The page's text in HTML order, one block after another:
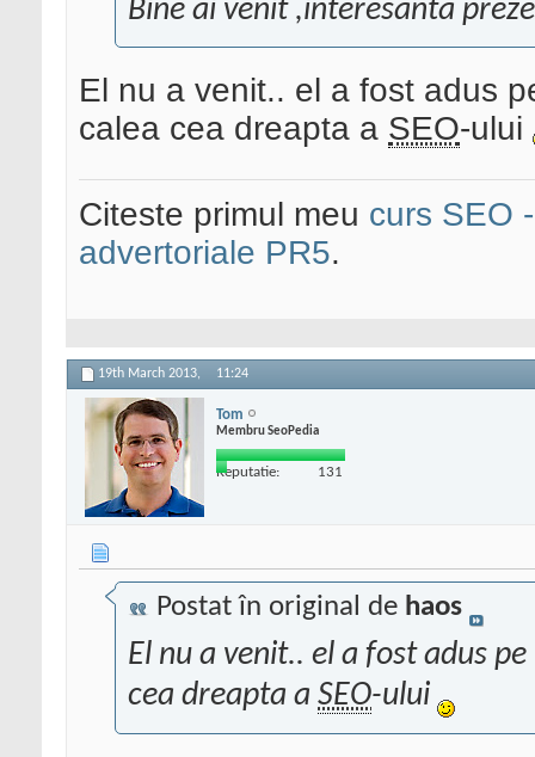
Bine ai venit ,interesanta
El nu a venit.. el a fost adus
calea cea dreapta a SEO-ului
Citeste primul meu curs SEO
advertoriale PR5.
19th March 2013, 11:24
Tom
Membru SeoPedia
Reputatie: 131
Postat în original de haos
El nu a venit.. el a fost adus
cea dreapta a SEO-ului